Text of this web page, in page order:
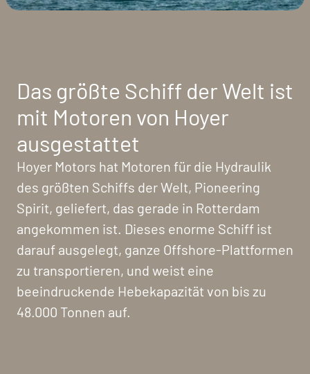
Das größte Schiff der Welt ist
mit Motoren von Hoyer
ausgestattet
Hoyer Motors hat Motoren für die Hydraulik
des größten Schiffs der Welt, Pioneering
Spirit, geliefert, das gerade in Rotterdam
angekommen ist. Dieses enorme Schiff ist
darauf ausgelegt, ganze Offshore-Plattformen
zu transportieren, und weist eine
beeindruckende Hebekapazität von bis zu
48.000 Tonnen auf.